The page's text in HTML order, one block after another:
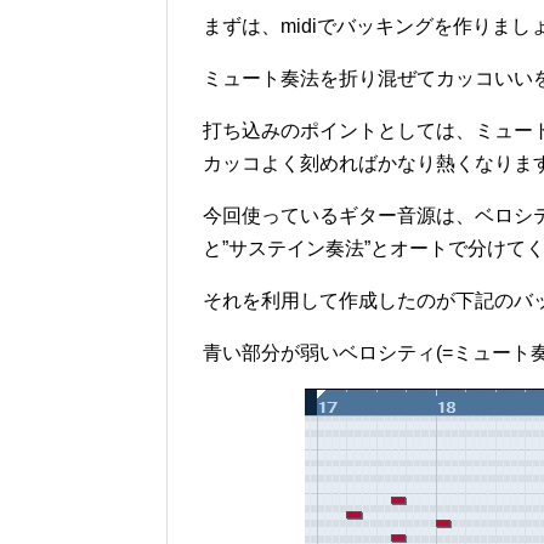
まずは、midiでバッキングを作りまし
ミュート奏法を折り混ぜてカッコいい
打ち込みのポイントとしては、ミュ
カッコよく刻めればかなり熱くなりま
今回使っているギター音源は、ベロシ
と”サステイン奏法”とオートで分けて
それを利用して作成したのが下記のバ
青い部分が弱いベロシティ(=ミュート